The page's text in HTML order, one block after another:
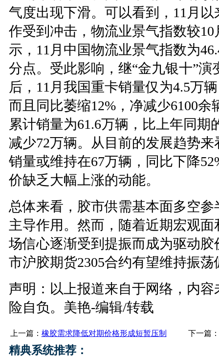
气度出现下滑。可以看到，11月
作受到冲击，物流业景气指数较
示，11月中国物流业景气指数为
分点。受此影响，继“金九银十”演
后，11月我国重卡销量仅为4.5万
而且同比萎缩12%，净减少6100
累计销量为61.6万辆，比上年同期
减少72万辆。从目前的发展趋势
销量或维持在67万辆，同比下降
价缺乏大幅上涨的动能。
总体来看，胶市供需基本面多空
主导作用。然而，随着近期宏观
场信心逐渐受到提振而成为驱动
市沪胶期货2305合约有望维持振荡
声明：以上报道来自于网络，内
险自负。美艳-编辑/转载
上一篇： 橡胶需求降低对期价格形成短暂压制 下一篇
精典系统推荐：